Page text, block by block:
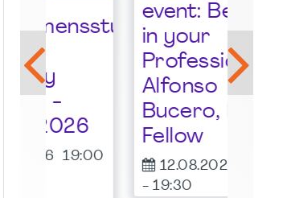
event: Believe
in your
Profession by
Bucero, PMI
Fellow
12.08.2026 18:00
-